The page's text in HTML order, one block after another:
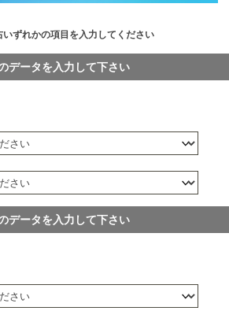
ずれかの項目を入力してください
データを入力して下さい
データを入力して下さい